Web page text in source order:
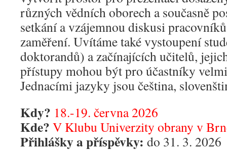
různých vědních oborech a současně
setkání a vzájemnou diskusi
zaměření. Uvítáme také vystoupení
doktorandů) a začínajících učitelů,
přístupy mohou být pro účastníky
Jednacími jazyky jsou čeština,
Kdy? 18.-19. června 2026
Kde? V Klubu Univerzity obrany v
Přihlášky a příspěvky: do 31. 3. 2026